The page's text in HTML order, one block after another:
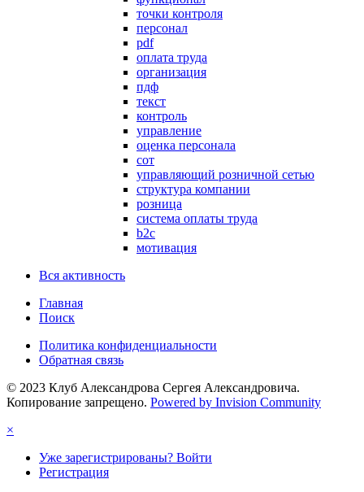
точки контроля
персонал
pdf
оплата труда
организация
пдф
текст
контроль
управление
оценка персонала
сот
управляющий розничной сетью
структура компании
розница
система оплаты труда
b2c
мотивация
Вся активность
Главная
Поиск
Политика конфиденциальности
Обратная связь
© 2023 Клуб Александрова Сергея Александровича.
Копирование запрещено. Powered by Invision Community
×
Уже зарегистрированы? Войти
Регистрация